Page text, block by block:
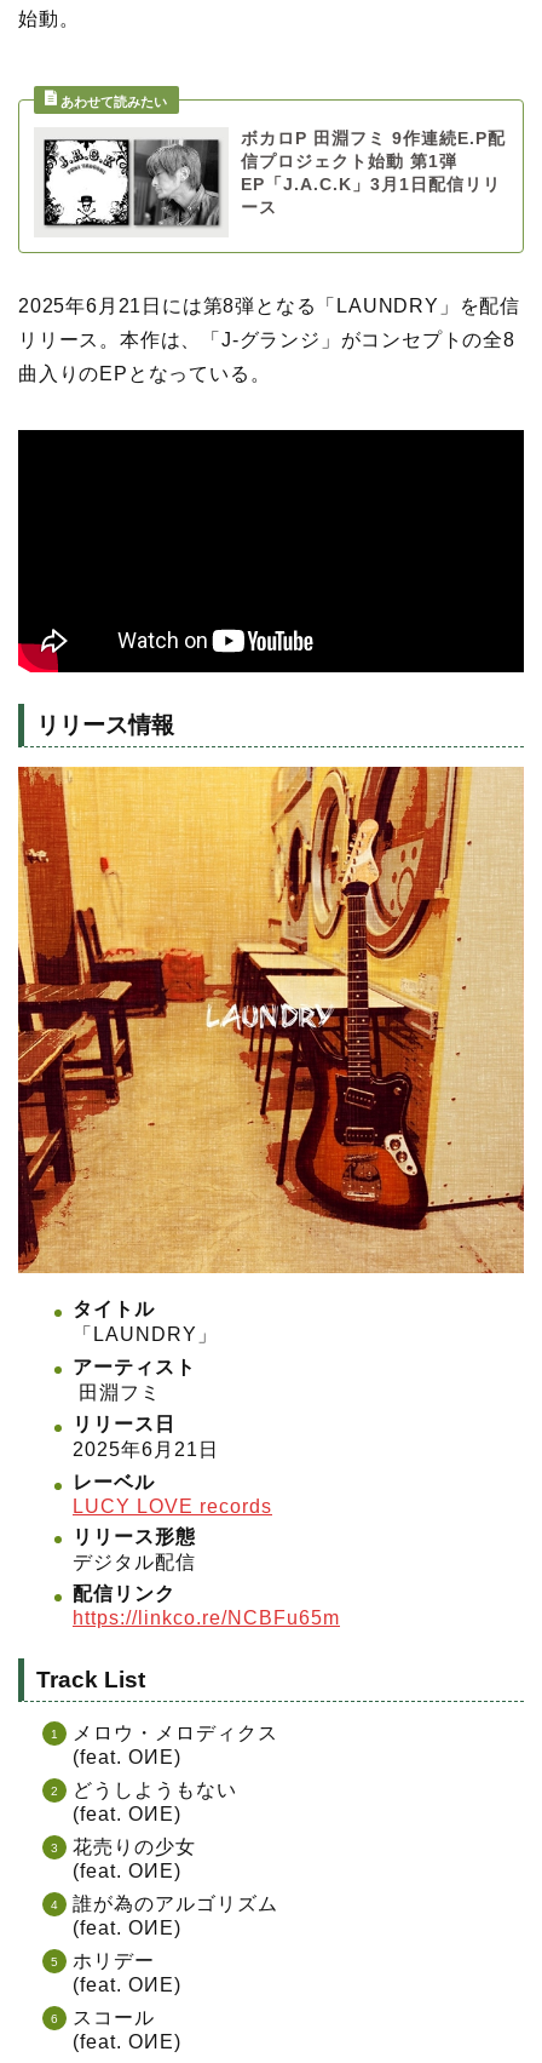
始動。
ボカロP 田淵フミ 9作連続E.P配
信プロジェクト始動 第1弾
EP「J.A.C.K」3月1日配信リリ
ース
2025年6月21日には第8弾となる「LAUNDRY」を配信
リリース。本作は、「J-グランジ」がコンセプトの全8
曲入りのEPとなっている。
リリース情報
タイトル
「LAUNDRY」
アーティスト
田淵フミ
リリース日
2025年6月21日
レーベル
LUCY LOVE records
リリース形態
デジタル配信
配信リンク
https://linkco.re/NCBFu65m
Track List
メロウ・メロディクス
(feat. OИE)
どうしようもない
(feat. OИE)
花売りの少女
(feat. OИE)
誰が為のアルゴリズム
(feat. OИE)
ホリデー
(feat. OИE)
スコール
(feat. OИE)